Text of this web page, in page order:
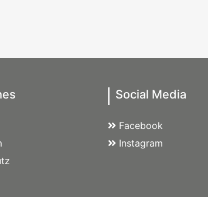
Social Media
Facebook
Instagram